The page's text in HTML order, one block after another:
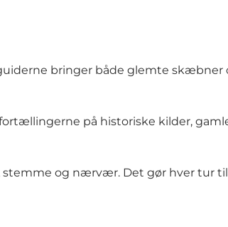
bringer både glemte skæbner
på historiske kilder,
og nærvær. Det gør hver tur